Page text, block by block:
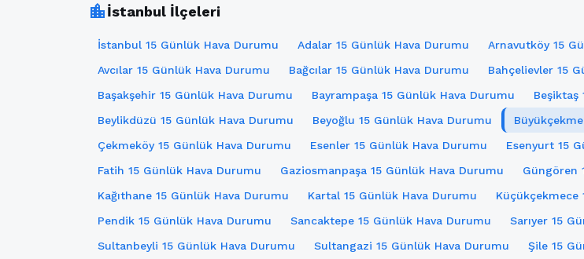
location_cityİstanbul İlçeleri
İstanbul 15 Günlük Hava Durumu Adalar 15 Günlük Hava Durumu Arnavutköy 15
Avcılar 15 Günlük Hava Durumu
Bağcılar 15 Günlük Hava Durumu Bahçelievler 15
Başakşehir 15 Günlük Hava Durumu
Bayrampaşa 15 Günlük Hava Durumu Beşiktaş
Beylikdüzü 15 Günlük Hava Durumu
Beyoğlu 15 Günlük Hava Durumu
Çekmeköy 15 Günlük Hava Durumu
Esenler 15 Günlük Hava Durumu Esenyurt 15
Fatih 15 Günlük Hava Durumu
Gaziosmanpaşa 15 Günlük Hava Durumu Güngören
Kağıthane 15 Günlük Hava Durumu
Kartal 15 Günlük Hava Durumu Küçükçekmece
Pendik 15 Günlük Hava Durumu
Sancaktepe 15 Günlük Hava Durumu Sarıyer 15
Sultanbeyli 15 Günlük Hava Durumu
Sultangazi 15 Günlük Hava Durumu Şile 15